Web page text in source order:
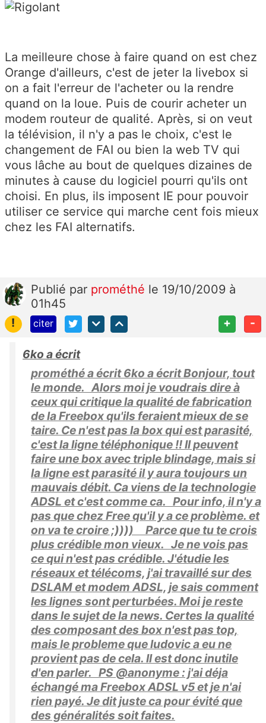
La meilleure chose à faire quand on est chez
Orange d'ailleurs, c'est de jeter la livebox si
on a fait l'erreur de l'acheter ou la rendre
quand on la loue. Puis de courir acheter un
modem routeur de qualité. Après, si on veut
la télévision, il n'y a pas le choix, c'est le
changement de FAI ou bien la web TV qui
vous lâche au bout de quelques dizaines de
minutes à cause du logiciel pourri qu'ils ont
choisi. En plus, ils imposent IE pour pouvoir
utiliser ce service qui marche cent fois mieux
chez les FAI alternatifs.
Publié par prométhé le 19/10/2009 à
01h45
!
citer + -
6ko a écrit
prométhé a écrit 6ko a écrit Bonjour, tout
le monde. Alors moi je voudrais dire à
ceux qui critique la qualité de fabrication
de la Freebox qu'ils feraient mieux de se
taire. Ce n'est pas la box qui est parasité,
c'est la ligne téléphonique !! Il peuvent
faire une box avec triple blindage, mais si
la ligne est parasité il y aura toujours un
mauvais débit. Ca viens de la technologie
ADSL et c'est comme ca. Pour info, il n'y a
pas que chez Free qu'il y a ce problème. et
on va te croire ;)))) Parce que tu te crois
plus crédible mon vieux. Je ne vois pas
ce qui n'est pas crédible. J'étudie les
réseaux et télécoms, j'ai travaillé sur des
DSLAM et modem ADSL, je sais comment
les lignes sont perturbées. Moi je reste
dans le sujet de la news. Certes la qualité
des composant des box n'est pas top,
mais le probleme que ludovic a eu ne
provient pas de cela. Il est donc inutile
d'en parler. PS @anonyme : j'ai déja
échangé ma Freebox ADSL v5 et je n'ai
rien payé. Je dit juste ca pour évité que
des généralités soit faites.